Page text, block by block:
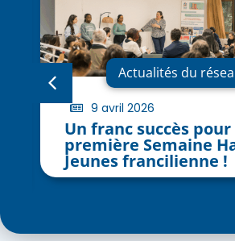
Actualités du
9 avril 2026
Un franc succès pour
première Semaine
Jeunes francilienne !